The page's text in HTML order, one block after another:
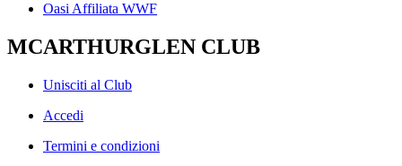
Oasi Affiliata WWF
MCARTHURGLEN CLUB
Unisciti al Club
Accedi
Termini e condizioni